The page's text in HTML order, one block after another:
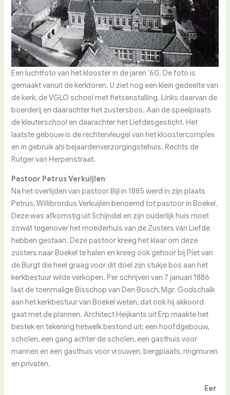
Een luchtfoto van het klooster in de jaren ’60. De foto is
gemaakt vanuit de kerktoren. U ziet nog een klein gedeelte van
de kerk, de VGLO school met fietsenstalling. Links daarvan de
boerderij en daarachter het zustersbos. Aan de speelplaats
de kleuterschool en daarachter het Liefdesgesticht. Het
laatste gebouw is de rechtervleugel van het kloostercomplex
en in gebruik als bejaardenverzorgingstehuis. Rechts de
Rutger van Herpenstraat.
Pastoor Petrus Verkuijlen
Na het overlijden van pastoor Bijl in 1885 werd in zijn plaats
Petrus, Willibrordus Verkuijlen benoemd tot pastoor in Boekel.
Deze was afkomstig uit Schijndel en zijn ouderlijk huis moet
zowat tegenover het moederhuis van de Zusters van Liefde
hebben gestaan. Deze pastoor kreeg het klaar om deze
zusters naar Boekel te halen en kreeg ook gehoor bij Piet van
de Burgt die heel graag voor dit doel zijn stukje bos aan het
kerkbestuur wilde verkopen. Per schrijven van 7 januari 1886
laat de toenmalige Bisschop van Den Bosch, Mgr. Godschalk
aan het kerkbestuur van Boekel weten, dat ook hij akkoord
gaat met de plannen. Architect Heijkants uit Erp maakte het
bestek en tekening hetwelk bestond uit; een hoofdgebouw,
scholen, een gang achter de scholen, een gasthuis voor
mannen en een gasthuis voor vrouwen, bergplaats, ringmuren
en privaten.
Eer